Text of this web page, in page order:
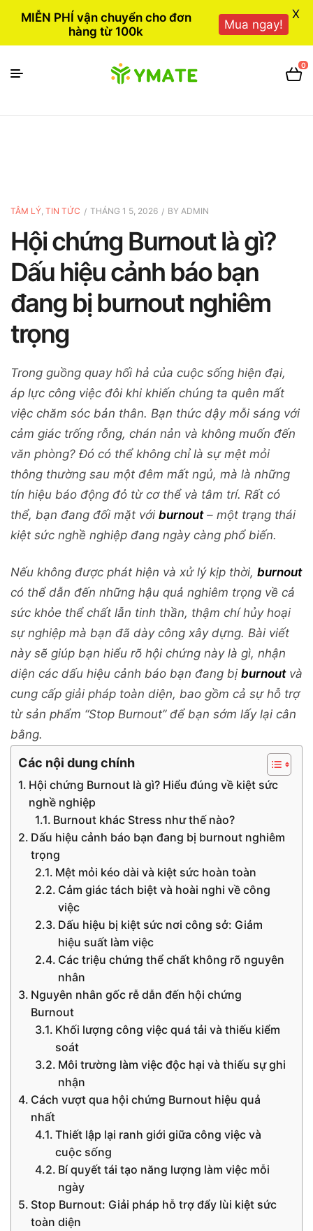
0
TÂM LÝ, TIN TỨC THÁNG 1 5, 2026 BY ADMIN
Hội chứng Burnout là gì?
Dấu hiệu cảnh báo bạn
đang bị burnout nghiêm
trọng
Trong guồng quay hối hả của cuộc sống hiện đại,
áp lực công việc đôi khi khiến chúng ta quên mất
việc chăm sóc bản thân. Bạn thức dậy mỗi sáng với
cảm giác trống rỗng, chán nản và không muốn đến
văn phòng? Đó có thể không chỉ là sự mệt mỏi
thông thường sau một đêm mất ngủ, mà là những
tín hiệu báo động đỏ từ cơ thể và tâm trí. Rất có
thể, bạn đang đối mặt với burnout– một trạng thái
kiệt sức nghề nghiệp đang ngày càng phổ biến.
Nếu không được phát hiện và xử lý kịp thời, burnout
có thể dẫn đến những hậu quả nghiêm trọng về cả
sức khỏe thể chất lẫn tinh thần, thậm chí hủy hoại
sự nghiệp mà bạn đã dày công xây dựng. Bài viết
này sẽ giúp bạn hiểu rõ hội chứng này là gì, nhận
diện các dấu hiệu cảnh báo bạn đang bị burnoutvà
cung cấp giải pháp toàn diện, bao gồm cả sự hỗ trợ
từ sản phẩm “Stop Burnout” để bạn sớm lấy lại cân
bằng.
Các nội dung chính
Hội chứng Burnout là gì? Hiểu đúng về kiệt sức
nghề nghiệp
Burnout khác Stress như thế nào?
Dấu hiệu cảnh báo bạn đang bị burnout nghiêm
trọng
Mệt mỏi kéo dài và kiệt sức hoàn toàn
Cảm giác tách biệt và hoài nghi về công
việc
Dấu hiệu bị kiệt sức nơi công sở: Giảm
hiệu suất làm việc
Các triệu chứng thể chất không rõ nguyên
nhân
Nguyên nhân gốc rễ dẫn đến hội chứng
Burnout
Khối lượng công việc quá tải và thiếu kiểm
soát
Môi trường làm việc độc hại và thiếu sự ghi
nhận
Cách vượt qua hội chứng Burnout hiệu quả
nhất
Thiết lập lại ranh giới giữa công việc và
cuộc sống
Bí quyết tái tạo năng lượng làm việc mỗi
ngày
Stop Burnout: Giải pháp hỗ trợ đẩy lùi kiệt sức
toàn diện
MIỄN PHÍ vận chuyển cho đơn
hàng từ 100k
Mua ngay!
X